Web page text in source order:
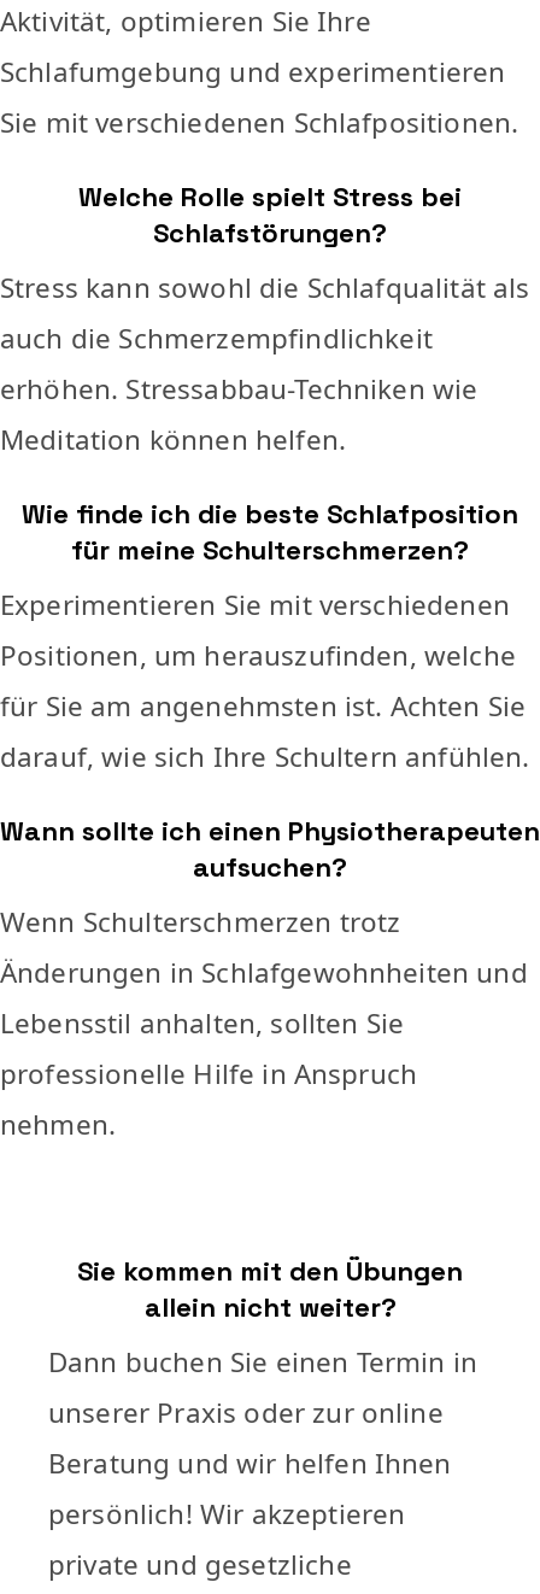
Aktivität, optimieren Sie Ihre
Schlafumgebung und experimentieren
Sie mit verschiedenen Schlafpositionen.
Welche Rolle spielt Stress bei
Schlafstörungen?
Stress kann sowohl die Schlafqualität als
auch die Schmerzempfindlichkeit
erhöhen. Stressabbau-Techniken wie
Meditation können helfen.
Wie finde ich die beste Schlafposition
für meine Schulterschmerzen?
Experimentieren Sie mit verschiedenen
Positionen, um herauszufinden, welche
für Sie am angenehmsten ist. Achten Sie
darauf, wie sich Ihre Schultern anfühlen.
Wann sollte ich einen Physiotherapeuten
aufsuchen?
Wenn Schulterschmerzen trotz
Änderungen in Schlafgewohnheiten und
Lebensstil anhalten, sollten Sie
professionelle Hilfe in Anspruch
nehmen.
Sie kommen mit den Übungen
allein nicht weiter?
Dann buchen Sie einen Termin in
unserer Praxis oder zur online
Beratung und wir helfen Ihnen
persönlich! Wir akzeptieren
private und gesetzliche